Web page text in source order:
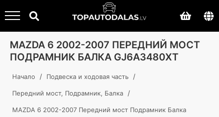
MAZDA 6 2002-2007 ПЕРЕДНИЙ МОСТ
ПОДРАМНИК БАЛКА GJ6A3480XT
Начало / Подвеска и ходовая часть /
Передний мост, Подрамник, Балка /
MAZDA 6 2002-2007 Передний мост Подрамник Балка